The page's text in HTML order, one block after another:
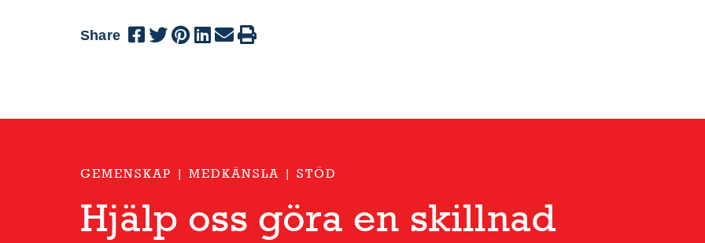
Share
GEMENSKAP | MEDKÄNSLA | STÖD
Hjälp oss göra en skillnad